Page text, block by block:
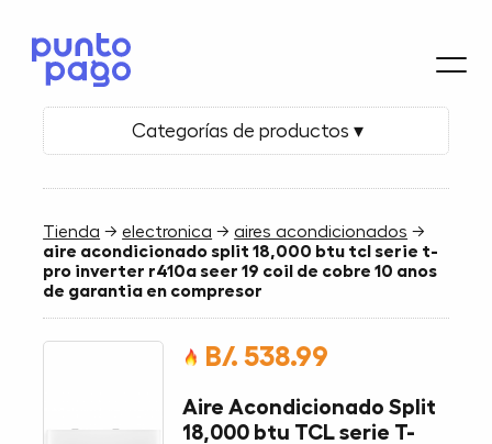
Categorías de productos ▾
Tienda →electronica →aires acondicionados →
aire acondicionado split 18,000 btu tcl serie t-
pro inverter r410a seer 19 coil de cobre 10 anos
de garantia en compresor
B/. 538.99
Aire Acondicionado Split
18,000 btu TCL serie T-